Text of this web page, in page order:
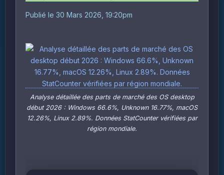
Publié le 30 Mars 2026, 19:20pm
Analyse détaillée des parts de marché des OS desktop
début 2026 : Windows 66.6%, Unknown 16.77%, macOS
12.26%, Linux 2.89%. Données StatCounter vérifiées par
région mondiale.